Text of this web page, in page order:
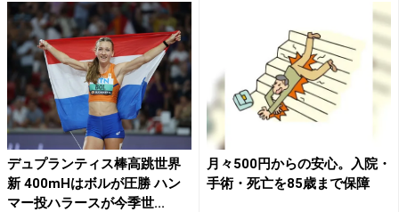
デュプランティス棒高跳世界
新 400mHはボルが圧勝 ハン
マー投ハラースが今季世...
月々500円からの安心。入院・
手術・死亡を85歳まで保障